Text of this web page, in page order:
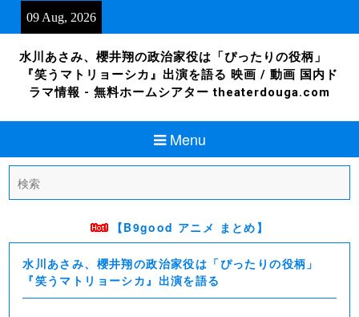
09 Aug, 2026
水川あさみ、櫻井翔の政治家役は「ぴったりの役柄」
『笑うマトリョーシカ』出演を語る 映画 / 動画 国内ド
ラマ情報 - 無料ホームシアター theaterdouga.com
Menu
for:
【B9good アニメ まとめ】
水川あさみ、櫻井翔の政治家役は「ぴったりの役柄」
『笑うマトリョーシカ』出演を語る